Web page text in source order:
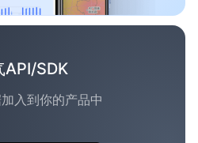
API/SDK
入到你的产品中